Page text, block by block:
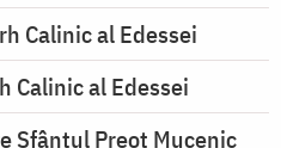
Calinic al Edessei
al Edessei
Sfântul Preot Mucenic